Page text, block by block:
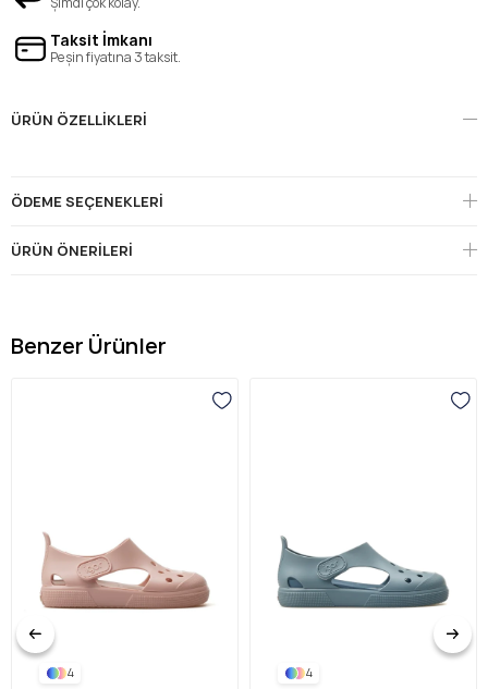
Taksit İmkanı
Peşin fiyatına 3 taksit.
ÜRÜN ÖZELLIKLERI
ÖDEME SEÇENEKLERI
ÜRÜN ÖNERILERI
Benzer Ürünler
4 4